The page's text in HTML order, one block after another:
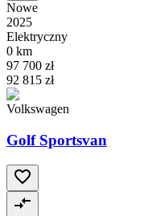
Nowe
2025
Elektryczny
0 km
97 700 zł
92 815 zł
Volkswagen
Golf Sportsvan